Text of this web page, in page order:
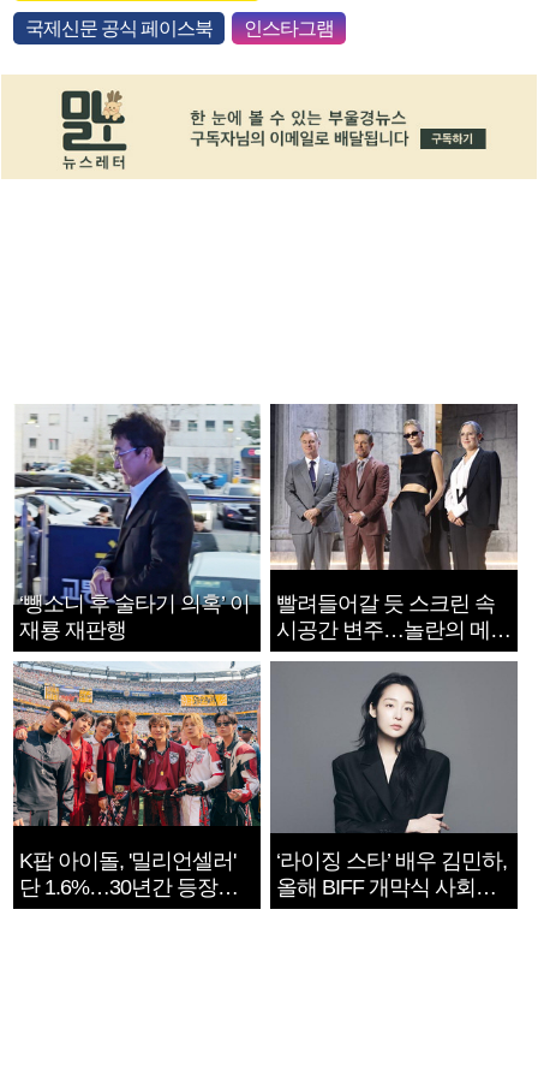
국제신문 공식 페이스북 인스타그램
‘뺑소니 후 술타기 의혹’ 이
재룡 재판행
빨려들어갈 듯 스크린 속
시공간 변주…놀란의 메시
지는 ‘전쟁 속죄’
K팝 아이돌, '밀리언셀러'
단 1.6%…30년간 등장
1182개팀 전수조사
‘라이징 스타’ 배우 김민하,
올해 BIFF 개막식 사회자
확정